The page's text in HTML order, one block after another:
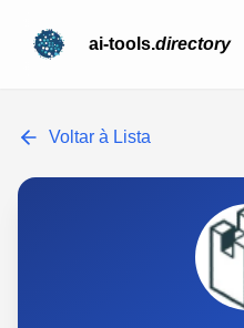
ai-tools.directory
Voltar à Lista